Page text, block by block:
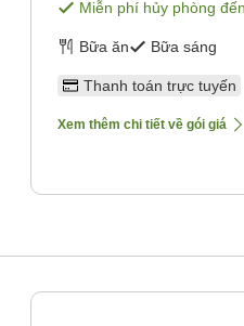
Miễn phí hủy phòng đến
Bữa ăn Bữa sáng
Thanh toán trực tuyến
Xem thêm chi tiết về gói giá